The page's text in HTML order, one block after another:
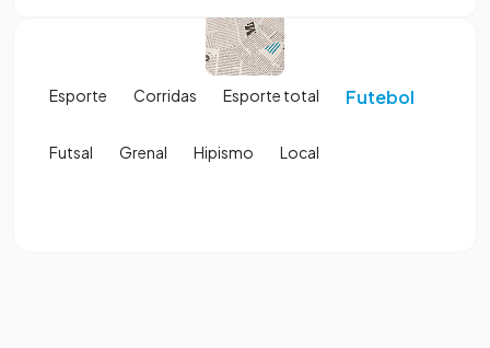
Esporte Corridas Esporte total Futebol
Futsal Grenal Hipismo Local